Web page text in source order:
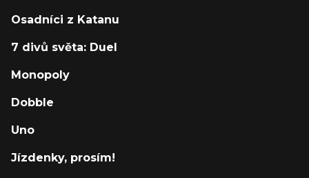
Osadníci z Katanu
7 divů světa: Duel
Monopoly
Dobble
Uno
Jízdenky, prosím!